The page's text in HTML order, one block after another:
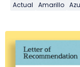
Actual Amarillo